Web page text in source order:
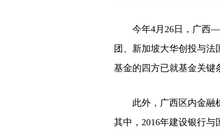
今年4月26日，广西—
团、新加坡大华创投与
基金的四方已就基金关键
此外，广西区内金融机
其中，2016年建设银行